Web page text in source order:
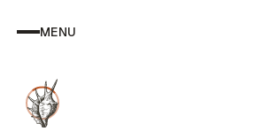
MENU